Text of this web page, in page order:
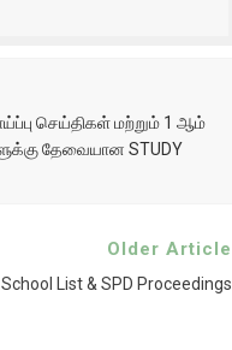
செய்திகள் மற்றும் 1 ஆம்
தேவையான STUDY
Older Article
List & SPD Proceedings